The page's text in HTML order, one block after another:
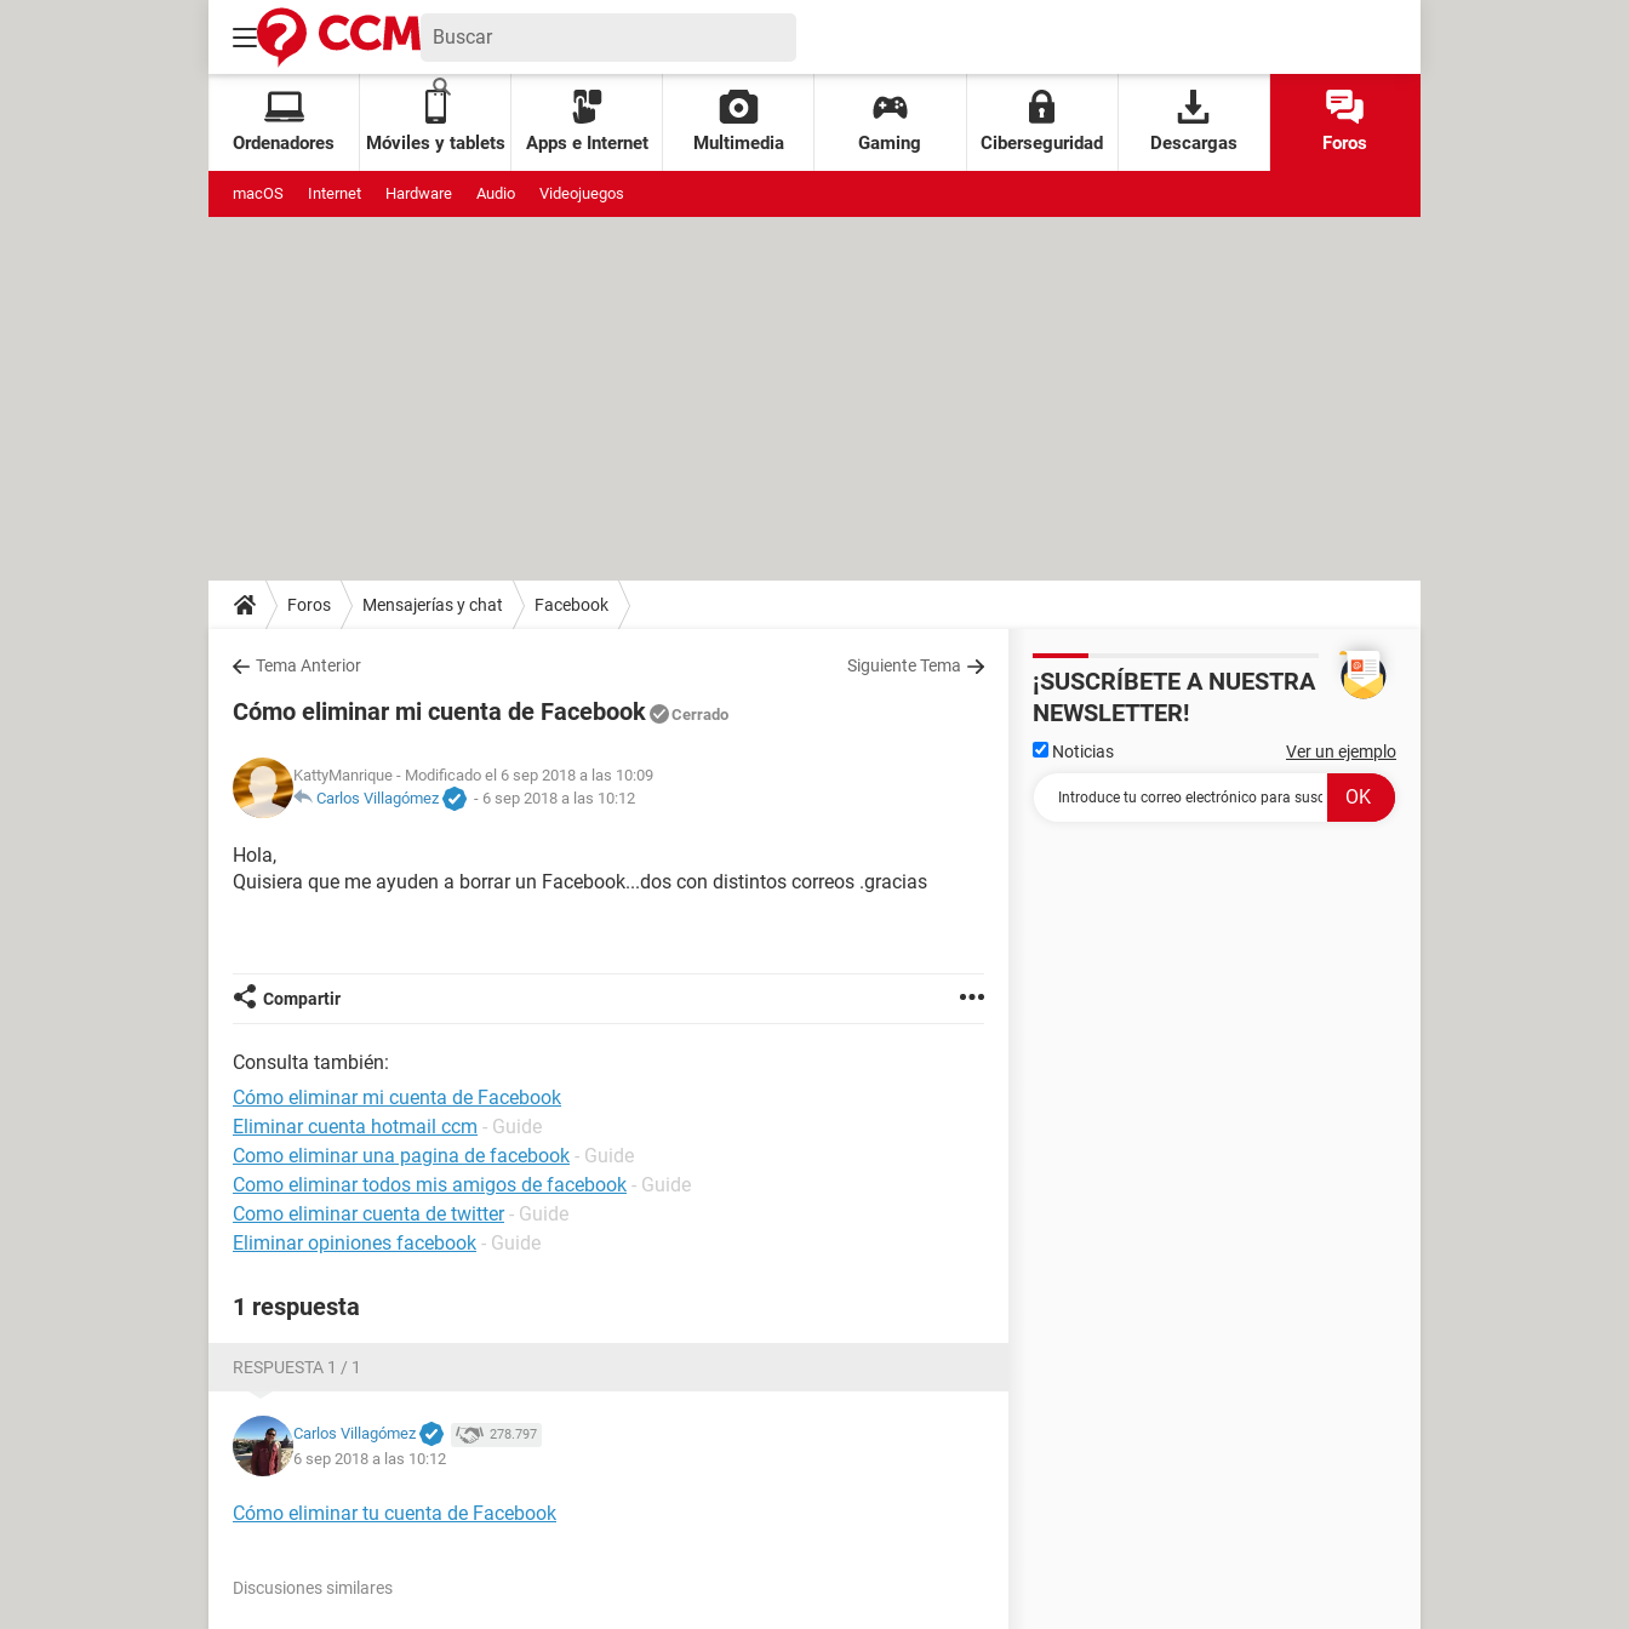
Ordenadores Móviles y tablets Apps e Internet Multimedia Gaming Ciberseguridad Descargas Foros
macOS Internet Hardware Audio Videojuegos
Foros Mensajerías y chat Facebook
Tema Anterior Siguiente Tema
Cómo eliminar mi cuenta de Facebook Cerrado
KattyManrique - Modificado el 6 sep 2018 a las 10:09
Carlos Villagómez
- 6 sep 2018 a las 10:12
Hola,
Quisiera que me ayuden a borrar un Facebook...dos con distintos correos .gracias
Compartir
Consulta también:
Cómo eliminar mi cuenta de Facebook
Eliminar cuenta hotmail ccm - Guide
Como eliminar una pagina de facebook - Guide
Como eliminar todos mis amigos de facebook - Guide
Como eliminar cuenta de twitter - Guide
Eliminar opiniones facebook - Guide
1 respuesta
RESPUESTA 1 / 1
Carlos Villagómez 278.797
6 sep 2018 a las 10:12
Cómo eliminar tu cuenta de Facebook
Discusiones similares
¡SUSCRÍBETE A NUESTRA
NEWSLETTER!
Noticias Ver un ejemplo